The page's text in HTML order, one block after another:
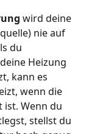
wird deine
nie auf
du
Heizung
kann es
wenn die
Wenn du
stellst du